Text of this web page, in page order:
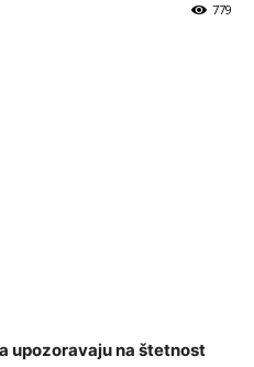
779
upozoravaju na štetnost